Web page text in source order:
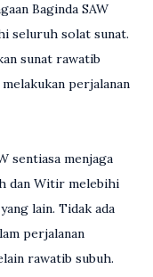
Baginda SAW
seluruh solat sunat.
sunat rawatib
perjalanan
sentiasa menjaga
dan Witir melebihi
lain. Tidak ada
perjalanan
rawatib subuh.